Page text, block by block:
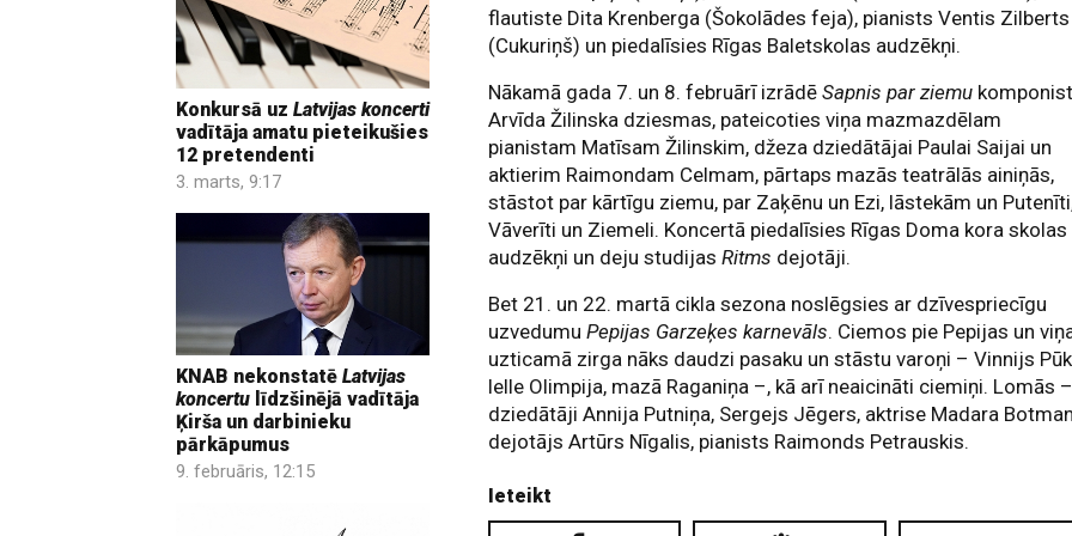
Konkursā uz Latvijas koncerti
vadītāja amatu pieteikušies
12 pretendenti
3. marts, 9:17
KNAB nekonstatē Latvijas
koncertu līdzšinējā vadītāja
Ķirša un darbinieku
pārkāpumus
9. februāris, 12:15
flautiste Dita Krenberga (Šokolādes feja), pianists Ventis Zilberts
(Cukuriņš) un piedalīsies Rīgas Baletskolas audzēkņi.
Nākamā gada 7. un 8. februārī izrādēSapnis par ziemu
Arvīda Žilinska dziesmas, pateicoties viņa mazmazdēlam
pianistam Matīsam Žilinskim, džeza dziedātājai Paulai Saijai un
aktierim Raimondam Celmam, pārtaps mazās teatrālās ainiņās,
stāstot par kārtīgu ziemu, par Zaķēnu un Ezi, lāstekām un
Vāverīti un Ziemeli. Koncertā piedalīsies Rīgas Doma kora skolas
audzēkņi un deju studijasRitms dejotāji.
Bet 21. un 22. martā cikla sezona noslēgsies ar dzīvespriecīgu
uzvedumuPepijas Garzeķes karnevāls. Ciemos pie Pepijas un
uzticamā zirga nāks daudzi pasaku un stāstu varoņi – Vinnijs
lelle Olimpija, mazā Raganiņa –, kā arī neaicināti ciemiņi. Lomās –
dziedātāji Annija Putniņa, Sergejs Jēgers, aktrise Madara
dejotājs Artūrs Nīgalis, pianists Raimonds Petrauskis.
Ieteikt